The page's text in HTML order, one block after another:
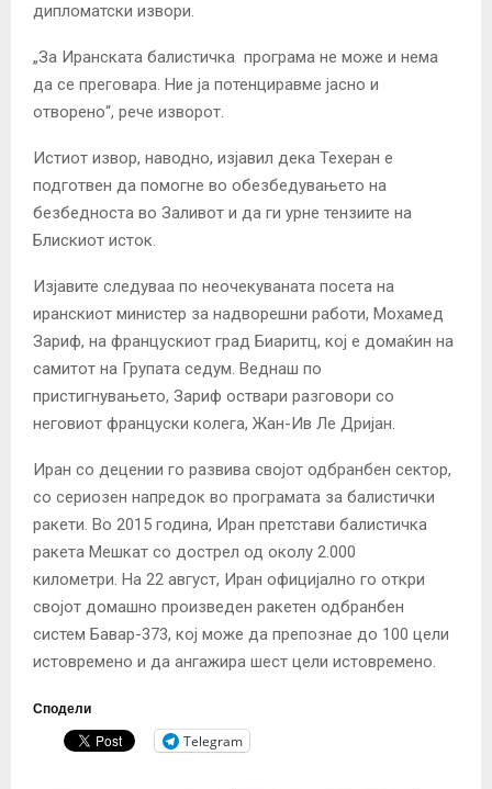
дипломатски извори.
„За Иранската балистичка програма не може и нема
да се преговара. Ние ја потенциравме јасно и
отворено“, рече изворот.
Истиот извор, наводно, изјавил дека Техеран е
подготвен да помогне во обезбедувањето на
безбедноста во Заливот и да ги урне тензиите на
Блискиот исток.
Изјавите следуваа по неочекуваната посета на
иранскиот министер за надворешни работи, Мохамед
Зариф, на францускиот град Биаритц, кој е домаќин на
самитот на Групата седум. Веднаш по
пристигнувањето, Зариф оствари разговори со
неговиот француски колега, Жан-Ив Ле Дријан.
Иран со децении го развива својот одбранбен сектор,
со сериозен напредок во програмата за балистички
ракети. Во 2015 година, Иран претстави балистичка
ракета Мешкат со дострел од околу 2.000
километри. На 22 август, Иран официјално го откри
својот домашно произведен ракетен одбранбен
систем Бавар-373, кој може да препознае до 100 цели
истовремено и да ангажира шест цели истовремено.
Сподели
Telegram